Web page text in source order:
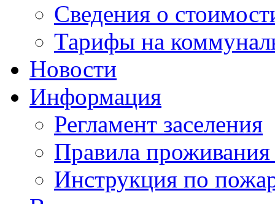
Сведения о
Тарифы на
Новости
Информация
Регламент заселения
Правила
Инструкция по